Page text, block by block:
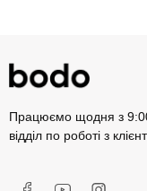
Працюємо щодня з 9:00
відділ по роботі з